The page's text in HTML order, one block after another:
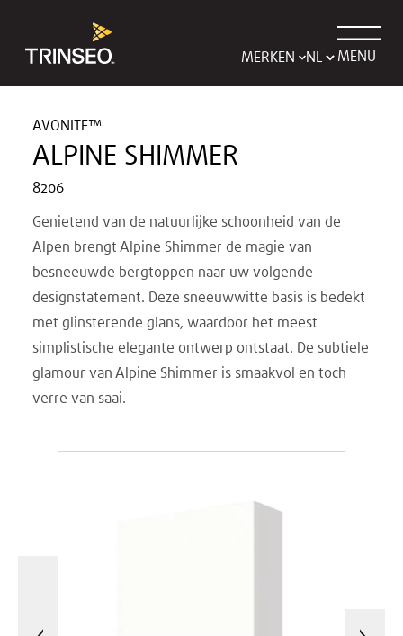
MERKEN MENU
AVONITE™
ALPINE SHIMMER
8206
Genietend van de natuurlijke schoonheid van de
Alpen brengt Alpine Shimmer de magie van
besneeuwde bergtoppen naar uw volgende
designstatement. Deze sneeuwwitte basis is bedekt
met glinsterende glans, waardoor het meest
simplistische elegante ontwerp ontstaat. De subtiele
glamour van Alpine Shimmer is smaakvol en toch
verre van saai.